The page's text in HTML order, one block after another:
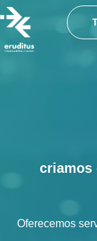
criamos
Oferecemos